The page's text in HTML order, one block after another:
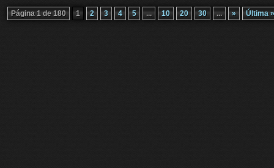
Página 1 de 180 1 2 3 4 5 ... 10 20 30 ... » Última »